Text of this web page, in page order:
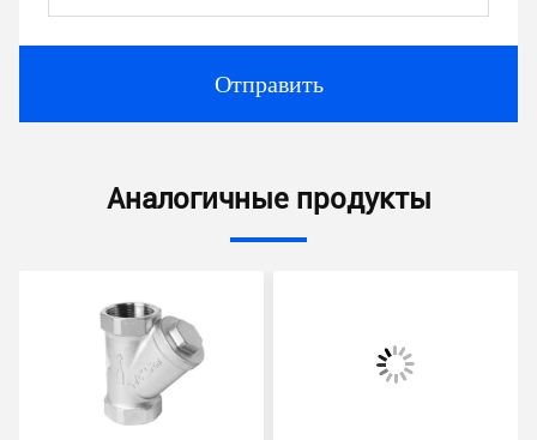
Отправить
Аналогичные продукты